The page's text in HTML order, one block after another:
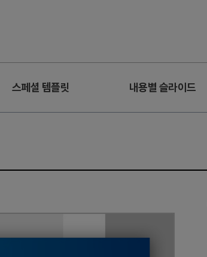
스페셜 템플릿 내용별 슬라이드